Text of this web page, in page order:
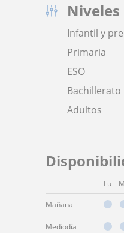
Niveles
Infantil y
Primaria
ESO
Bachillerato
Adultos
Lu
Mañana
Mediodía